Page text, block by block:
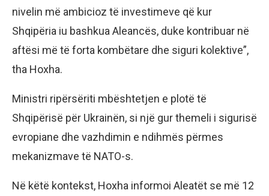
nivelin më ambicioz të investimeve që kur
Shqipëria iu bashkua Aleancës, duke kontribuar në
aftësi më të forta kombëtare dhe siguri kolektive”,
tha Hoxha.
Ministri ripërsëriti mbështetjen e plotë të
Shqipërisë për Ukrainën, si një gur themeli i sigurisë
evropiane dhe vazhdimin e ndihmës përmes
mekanizmave të NATO-s.
Në këtë kontekst, Hoxha informoi Aleatët se më 12